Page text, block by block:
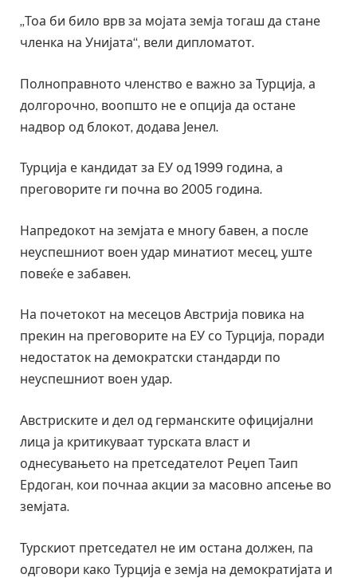
„Тоа би било врв за мојата земја тогаш да стане
членка на Унијата“, вели дипломатот.
Полноправното членство е важно за Турција, а
долгорочно, воопшто не е опција да остане
надвор од блокот, додава Јенел.
Турција е кандидат за ЕУ од 1999 година, а
преговорите ги почна во 2005 година.
Напредокот на земјата е многу бавен, а после
неуспешниот воен удар минатиот месец, уште
повеќе е забавен.
На почетокот на месецов Австрија повика на
прекин на преговорите на ЕУ со Турција, поради
недостаток на демократски стандарди по
неуспешниот воен удар.
Австриските и дел од германските официјални
лица ја критикуваат турската власт и
однесувањето на претседателот Реџеп Таип
Ердоган, кои почнаа акции за масовно апсење во
земјата.
Турскиот претседател не им остана должен, па
одговори како Турција е земја на демократијата и